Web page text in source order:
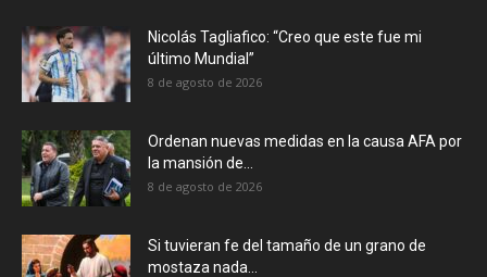
Nicolás Tagliafico: “Creo que este fue mi
último Mundial”
8 de agosto de 2026
Ordenan nuevas medidas en la causa AFA por
la mansión de...
8 de agosto de 2026
Si tuvieran fe del tamaño de un grano de
mostaza nada...